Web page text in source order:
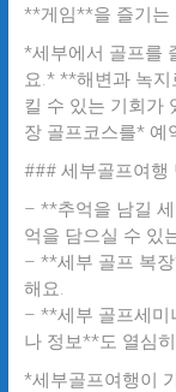
**게임**을 즐기는
*세부에서 골프를
요.* **해변과 녹
킬 수 있는 기회가
장 골프코스를* 예
### 세부골프여행
– **추억을 남길
억을 담으실 수 있
– **세부 골프 복
해요.
– **세부 골프세미
나 정보**도 열심
*세부골프여행이